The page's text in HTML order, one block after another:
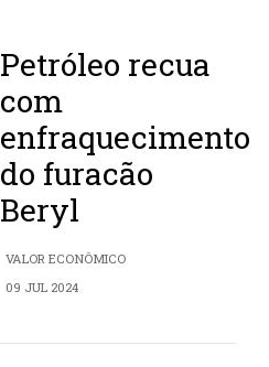
Petróleo recua
com
enfraquecimento
do furacão
Beryl
VALOR ECONÔMICO
09 JUL 2024